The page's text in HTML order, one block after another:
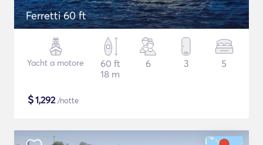
Ferretti 60 ft
Yacht a motore
60 ft
18 m
6 3 5
$1,292/notte